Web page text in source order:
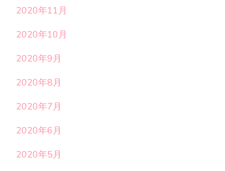
2020年11月
2020年10月
2020年9月
2020年8月
2020年7月
2020年6月
2020年5月